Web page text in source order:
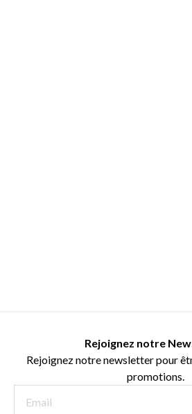
Rejoignez notre
Rejoignez notre newsletter pour
promotions.